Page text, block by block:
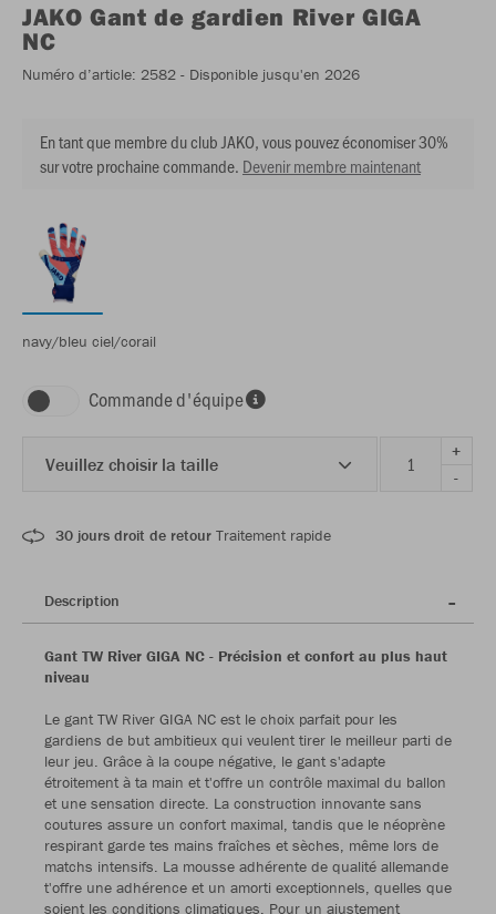
JAKO Gant de gardien River GIGA
NC
Numéro d’article: 2582 - Disponible jusqu'en 2026
En tant que membre du club JAKO, vous pouvez économiser 30%
sur votre prochaine commande. Devenir membre maintenant
navy/bleu ciel/corail
Commande d'équipe
Veuillez choisir la taille
+
-
30 jours droit de retour Traitement rapide
Description
Gant TW River GIGA NC - Précision et confort au plus haut
niveau
Le gant TW River GIGA NC est le choix parfait pour les
gardiens de but ambitieux qui veulent tirer le meilleur parti de
leur jeu. Grâce à la coupe négative, le gant s'adapte
étroitement à ta main et t'offre un contrôle maximal du ballon
et une sensation directe. La construction innovante sans
coutures assure un confort maximal, tandis que le néoprène
respirant garde tes mains fraîches et sèches, même lors de
matchs intensifs. La mousse adhérente de qualité allemande
t'offre une adhérence et un amorti exceptionnels, quelles que
soient les conditions climatiques. Pour un ajustement